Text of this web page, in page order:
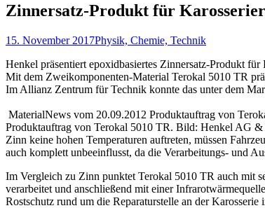
Zinnersatz-Produkt für
15. November 2017Physik, Chemie, Technik
Henkel präsentiert epoxidbasiertes Zinnersatz-Produkt für
Mit dem Zweikomponenten-Material Terokal 5010 TR
Im Allianz Zentrum für Technik konnte das unter dem
MaterialNews vom 20.09.2012 Produktauftrag von
Produktauftrag von Terokal 5010 TR. Bild: Henkel AG
Zinn keine hohen Temperaturen auftreten, müssen
auch komplett unbeeinflusst, da die Verarbeitungs- und
Im Vergleich zu Zinn punktet Terokal 5010 TR auch mit
verarbeitet und anschließend mit einer
Rostschutz rund um die Reparaturstelle an der Karosserie